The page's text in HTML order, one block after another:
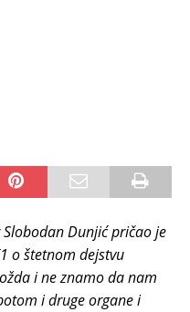
Dunjić pričao je
o štetnom dejstvu
i ne znamo da nam
i druge organe i